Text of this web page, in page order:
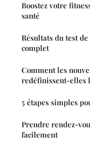
Boostez votre
santé
Résultats du test
complet
Comment les
redéfinissent-elles
5 étapes simples
Prendre rendez-
facilement